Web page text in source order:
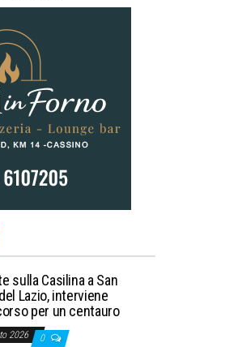
sulla Casilina a San
Lazio, interviene
per un centauro
2026 0